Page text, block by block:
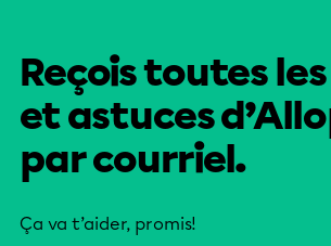
Reçois toutes
et astuces
par courriel.
Ça va t’aider, promis!